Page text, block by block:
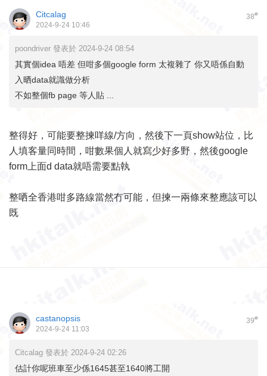
38#
Citcalag
2024-9-24 10:46
poondriver 發表於 2024-9-24 08:54
其實個idea 唔差 但咁多個google form 太複雜了 你又唔係自動
入晒data就識做分析
不如整個fb page 等人貼 ...
整得好，可能要整揀咩線/方向，然後下一頁show站位，比
人填客量同時間，咁數果個人就寫少好多野，然後google
form上面d data就唔需要點執
整哂全香港咁多路線當然冇可能，但揀一兩條來整應該可以
既
39#
castanopsis
2024-9-24 11:03
Citcalag 發表於 2024-9-24 02:26
估計你呢班車至少係1645甚至1640將工開